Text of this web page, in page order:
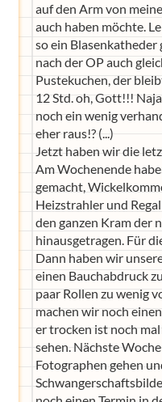
auf den Arm von
auch haben möchte.
so ein Blasenkatheder
nach der OP auch
Pustekuchen, der
12 Std. oh, Gott!!!
noch ein wenig
eher raus!? (...)
Jetzt haben wir die
Am Wochenende
gemacht,
Heizstrahler und
den ganzen Kram der
hinausgetragen. Für
Dann haben wir
einen Bauchabdruck
paar Rollen zu wenig
machen wir noch
er trocken ist noch
sehen. Nächste
Fotographen gehen